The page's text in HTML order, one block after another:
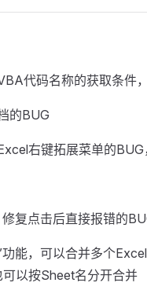
代码名称的获取条件
的BUG
右键拓展菜单的
复点击后直接报错的
能，可以合并多个
以按Sheet名分开合并